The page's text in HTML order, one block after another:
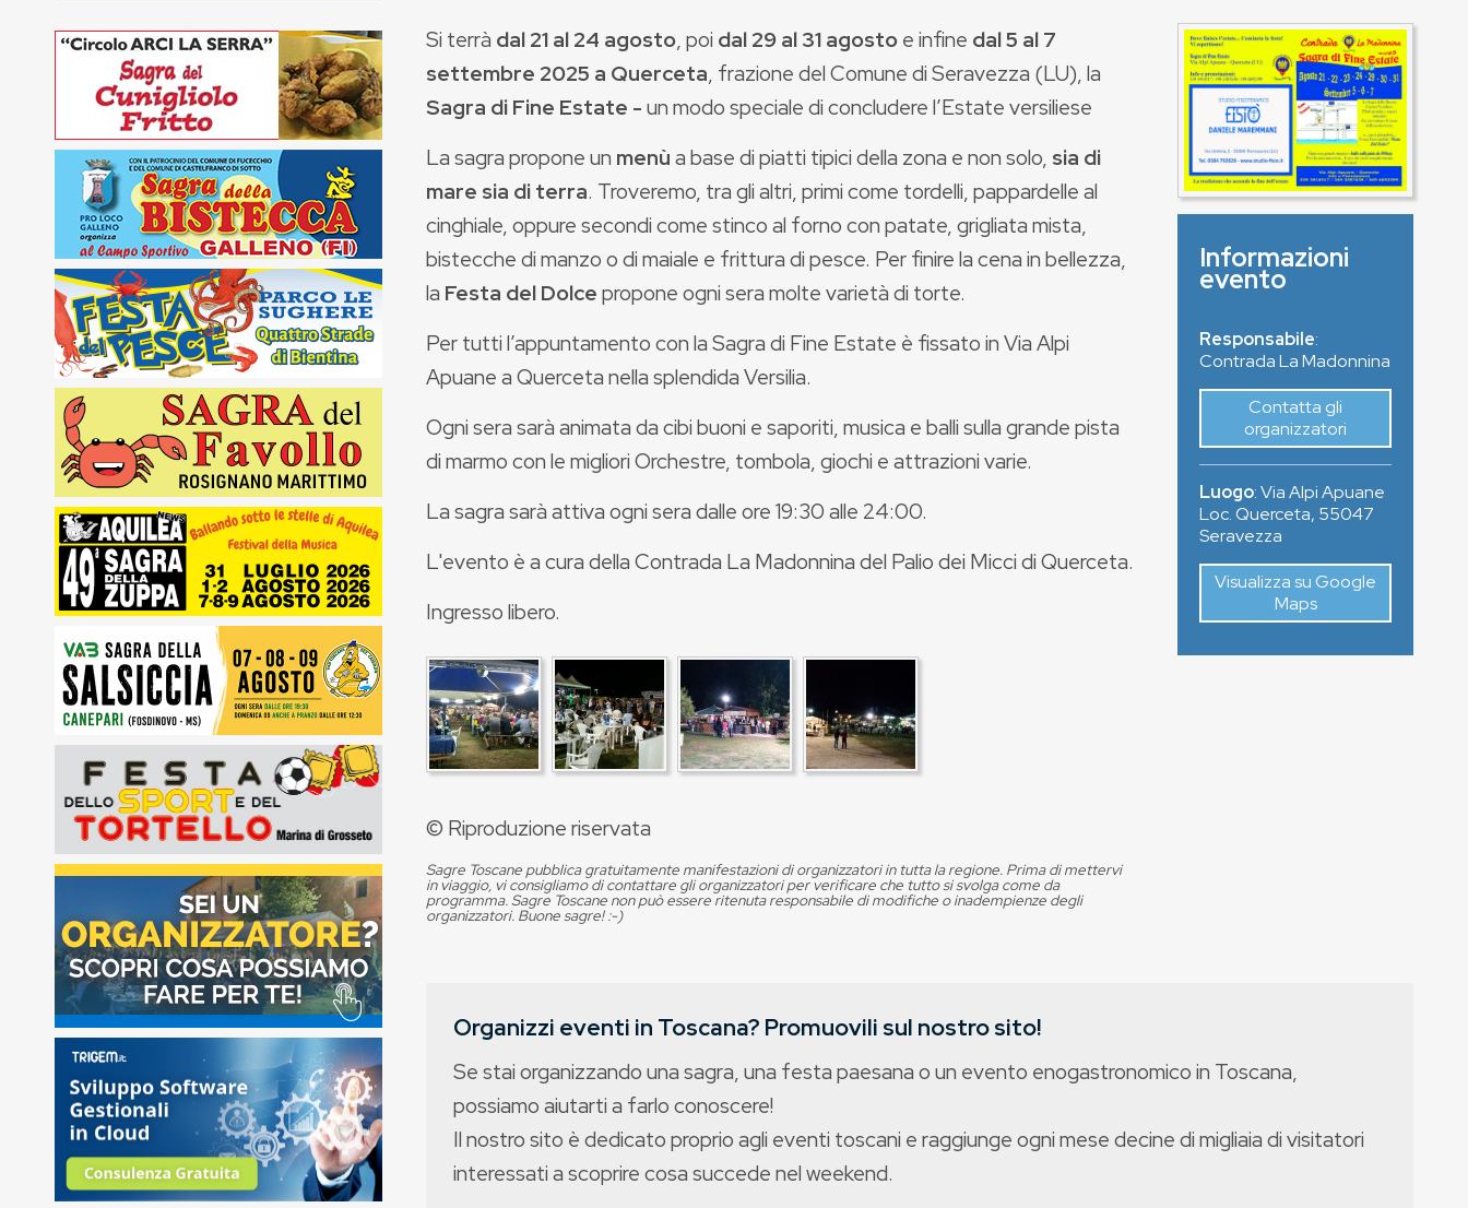
Si terrà dal 21 al 24 agosto, poi dal 29 al 31 agostoe infine dal 5 al 7
settembre 2025 a Querceta, frazione del Comune di Seravezza (LU), la
Sagra di Fine Estate -un modo speciale di concludere l’Estate versiliese
La sagra propone un menùa base di piatti tipici della zona e non solo, sia di
mare sia di terra. Troveremo, tra gli altri, primi come tordelli, pappardelle al
cinghiale, oppure secondi come stinco al forno con patate, grigliata mista,
bistecche di manzo o di maiale e frittura di pesce. Per finire la cena in bellezza,
la Festa del Dolcepropone ogni sera molte varietà di torte.
Per tutti l’appuntamento con la Sagra di Fine Estate è fissato in Via Alpi
Apuane a Querceta nella splendida Versilia.
Ogni sera sarà animata da cibi buoni e saporiti, musica e balli sulla grande pista
di marmo con le migliori Orchestre, tombola, giochi e attrazioni varie.
La sagra sarà attiva ogni sera dalle ore 19:30 alle 24:00.
L'evento è a cura della Contrada La Madonnina del Palio dei Micci di Querceta.
Ingresso libero.
© Riproduzione riservata
Sagre Toscane pubblica gratuitamente manifestazioni di organizzatori in tutta la regione. Prima di mettervi
in viaggio, vi consigliamo di contattare gli organizzatori per verificare che tutto si svolga come da
programma. Sagre Toscane non può essere ritenuta responsabile di modifiche o inadempienze degli
organizzatori. Buone sagre! :-)
Informazioni
evento
Responsabile:
Contrada La Madonnina
Contatta gli
organizzatori
Luogo:Via Alpi Apuane
Loc. Querceta, 55047
Seravezza
Visualizza su Google
Maps
Organizzi eventi in Toscana? Promuovili sul nostro sito!
Se stai organizzando una sagra, una festa paesana o un evento enogastronomico in Toscana,
possiamo aiutarti a farlo conoscere!
Il nostro sito è dedicato proprio agli eventi toscani e raggiunge ogni mese decine di migliaia di visitatori
interessati a scoprire cosa succede nel weekend.